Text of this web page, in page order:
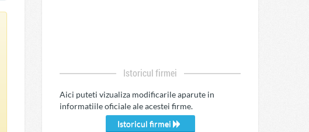
Istoricul firmei
Aici puteti vizualiza modificarile aparute in
informatiile oficiale ale acestei firme.
Istoricul firmei